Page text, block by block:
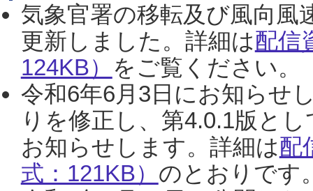
気象官署の移転及び風向風
更新しました。詳細は配信
124KB） をご覧ください。
令和6年6月3日にお知らせ
りを修正し、第4.0.1版と
お知らせします。詳細は配
式：121KB） のとおりです